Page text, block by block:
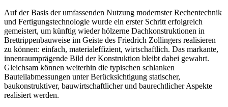
Auf der Basis der umfassenden Nutzung modernster Rechentechnik
und Fertigungstechnologie wurde ein erster Schritt erfolgreich
gemeistert, um künftig wieder hölzerne Dachkonstruktionen in
Brettrippenbauweise im Geiste des Friedrich Zollingers realisieren
zu können: einfach, materialeffizient, wirtschaftlich. Das markante,
innenraumprägende Bild der Konstruktion bleibt dabei gewahrt.
Gleichsam können weiterhin die typischen schlanken
Bauteilabmessungen unter Berücksichtigung statischer,
baukonstruktiver, bauwirtschaftlicher und baurechtlicher Aspekte
realisiert werden.